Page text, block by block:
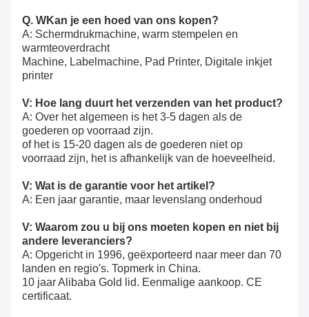
Q. WKan je een hoed van ons kopen?
A: Schermdrukmachine, warm stempelen en
warmteoverdracht
Machine, Labelmachine, Pad Printer, Digitale inkjet
printer
V: Hoe lang duurt het verzenden van het product?
A: Over het algemeen is het 3-5 dagen als de
goederen op voorraad zijn.
of het is 15-20 dagen als de goederen niet op
voorraad zijn, het is afhankelijk van de hoeveelheid.
V: Wat is de garantie voor het artikel?
A: Een jaar garantie, maar levenslang onderhoud
V: Waarom zou u bij ons moeten kopen en niet bij
andere leveranciers?
A: Opgericht in 1996, geëxporteerd naar meer dan 70
landen en regio's. Topmerk in China.
10 jaar Alibaba Gold lid. Eenmalige aankoop. CE
certificaat.